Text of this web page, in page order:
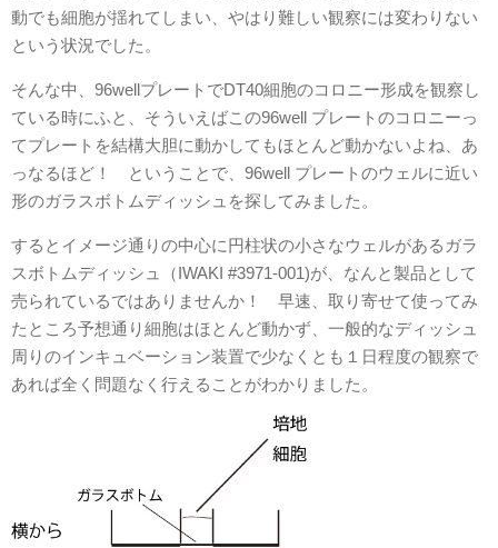
動でも細胞が揺れてしまい、やはり難しい観察には変わりない
という状況でした。
そんな中、96wellプレートでDT40細胞のコロニー形成を観察し
ている時にふと、そういえばこの96well プレートのコロニーっ
てプレートを結構大胆に動かしてもほとんど動かないよね、あ
っなるほど！ ということで、96well プレートのウェルに近い
形のガラスボトムディッシュを探してみました。
するとイメージ通りの中心に円柱状の小さなウェルがあるガラ
スボトムディッシュ（IWAKI #3971-001)が、なんと製品として
売られているではありませんか！ 早速、取り寄せて使ってみ
たところ予想通り細胞はほとんど動かず、一般的なディッシュ
周りのインキュベーション装置で少なくとも１日程度の観察で
あれば全く問題なく行えることがわかりました。